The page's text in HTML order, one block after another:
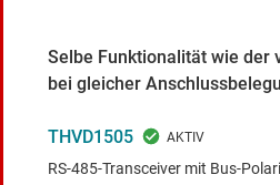
Selbe Funktionalität wie der
bei gleicher
THVD1505
RS-485-Transceiver mit Bus-